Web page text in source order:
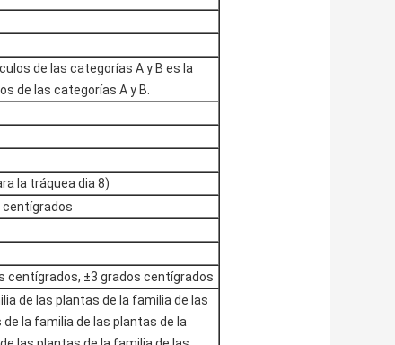
de las categorías A y B es la
de las categorías A y B.
la tráquea dia 8)
centígrados
centígrados, ±3 grados centígrados
de las plantas de la familia de las
la familia de las plantas de la